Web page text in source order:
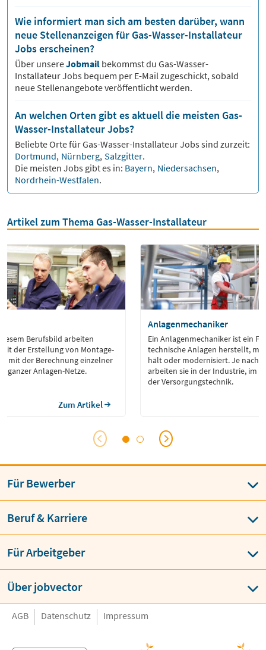
Wie informiert man sich am besten darüber, wann
neue Stellenanzeigen für Gas-Wasser-Installateur
Jobs erscheinen?
Über unsereJobmail bekommst du Gas-Wasser-
InstallateurJobs bequem per E-Mail zugeschickt, sobald
neue Stellenangebote veröffentlicht werden.
An welchen Orten gibt es aktuell die meisten Gas-
Wasser-Installateur Jobs?
Beliebte Orte fürGas-Wasser-InstallateurJobs sind zurzeit:
Dortmund, Nürnberg, Salzgitter.
Die meisten Jobs gibt es in: Bayern, Niedersachsen,
Nordrhein-Westfalen.
Artikel zum Thema Gas-Wasser-Installateur
Berufsbild arbeiten
der Erstellung von Montage-
mit der Berechnung einzelner
ganzer Anlagen-Netze.
Zum Artikel
Anlagenmechaniker
Ein Anlagenmechaniker ist ein
technische Anlagen herstellt,
hält oder modernisiert. Je nach
arbeiten sie in der Industrie, im
der Versorgungstechnik.
Für Bewerber
Beruf & Karriere
Für Arbeitgeber
Über jobvector
AGB Datenschutz Impressum